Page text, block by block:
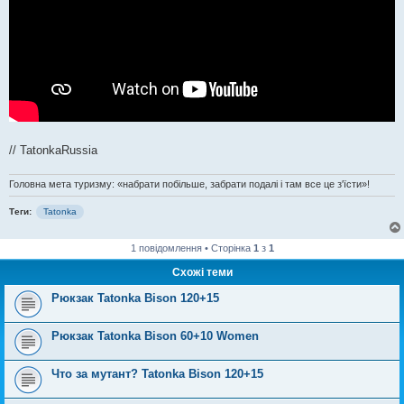
// TatonkaRussia
Головна мета туризму: «набрати побільше, забрати подалі і там все це з'їсти»!
Теги: Tatonka
1 повідомлення • Сторінка 1 з 1
Схожі теми
Рюкзак Tatonka Bison 120+15
Рюкзак Tatonka Bison 60+10 Women
Что за мутант? Tatonka Bison 120+15